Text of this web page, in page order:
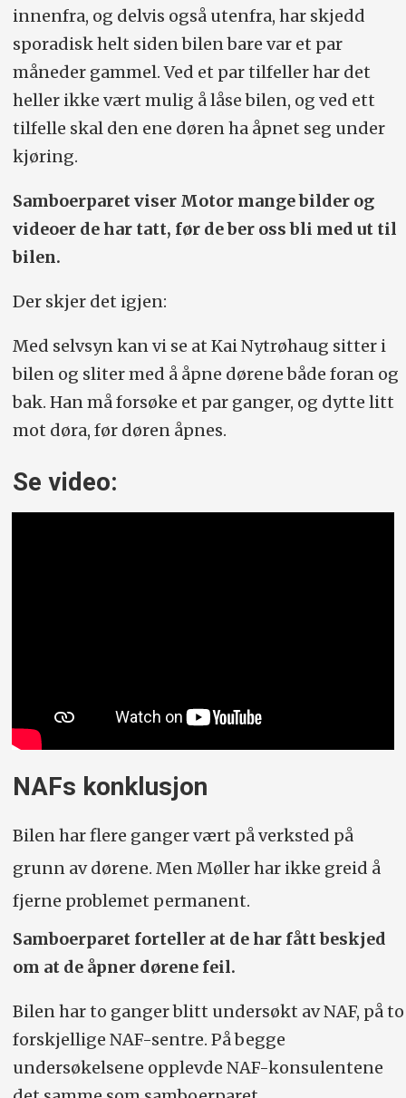
innenfra, og delvis også utenfra, har skjedd
sporadisk helt siden bilen bare var et par
måneder gammel. Ved et par tilfeller har det
heller ikke vært mulig å låse bilen, og ved ett
tilfelle skal den ene døren ha åpnet seg under
kjøring.
Samboerparet viser Motor mange bilder og
videoer de har tatt, før de ber oss bli med ut til
bilen.
Der skjer det igjen:
Med selvsyn kan vi se at Kai Nytrøhaug sitter i
bilen og sliter med å åpne dørene både foran og
bak. Han må forsøke et par ganger, og dytte litt
mot døra, før døren åpnes.
Se video:
NAFs konklusjon
Bilen har flere ganger vært på verksted på
grunn av dørene. Men Møller har ikke greid å
fjerne problemet permanent.
Samboerparet forteller at de har fått beskjed
om at de åpner dørene feil.
Bilen har to ganger blitt undersøkt av NAF, på to
forskjellige NAF-sentre. På begge
undersøkelsene opplevde NAF-konsulentene